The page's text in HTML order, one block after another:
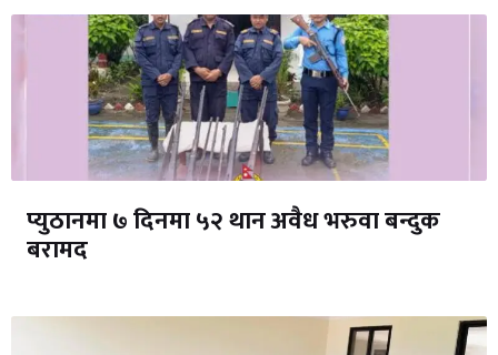
प्युठानमा ७ दिनमा ५२ थान अवैध भरुवा बन्दुक
बरामद